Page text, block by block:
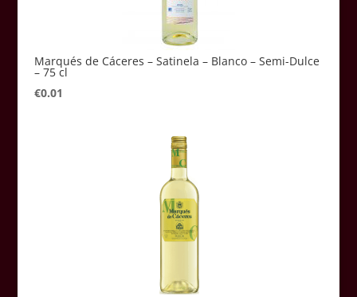
Marqués de Cáceres – Satinela – Blanco – Semi-Dulce
– 75 cl
€0.01